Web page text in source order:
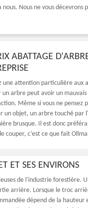
Nous ne vous
ABATTAGE
une attention particulière aux
arbre peut avoir un
Même si vous ne pensez
un objet, un arbre touché par
brusque. Il est donc
couper, c’est ce que fait
ET SES ENVIRONS
de l'industrie forestière.
arrière. Lorsque le troc
dépend de la